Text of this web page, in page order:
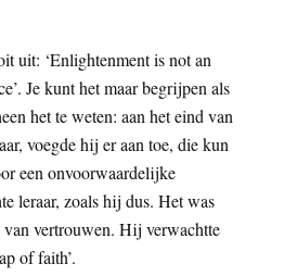
uit: ‘Enlightenment is not an
Je kunt het maar begrijpen als
het te weten: aan het eind van
voegde hij er aan toe, die kun
een onvoorwaardelijke
leraar, zoals hij dus. Het was
van vertrouwen. Hij verwachtte
of faith’.